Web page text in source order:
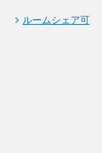
ルームシェア可